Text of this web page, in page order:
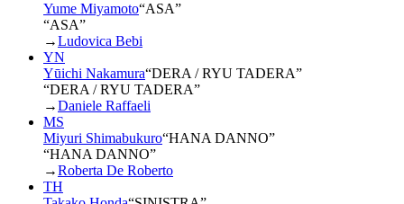
Yume Miyamoto“ASA”
“ASA”
→Ludovica Bebi
YN
Yūichi Nakamura“DERA / RYU TADERA”
“DERA / RYU TADERA”
→Daniele Raffaeli
MS
Miyuri Shimabukuro“HANA DANNO”
“HANA DANNO”
→Roberta De Roberto
TH